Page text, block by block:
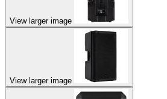
View larger image
View larger image